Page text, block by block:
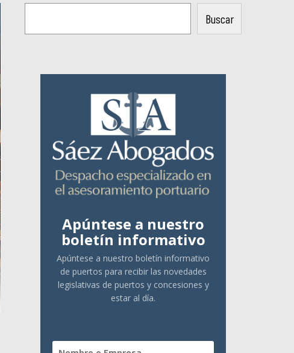
Buscar
Apúntese a nuestro
boletín informativo
Apúntese a nuestro boletín informativo
de puertos para recibir las novedades
legislativas de puertos y concesiones y
estar al día.